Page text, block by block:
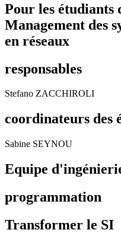
Pour les étudiants
Management des
en réseaux
responsables
Stefano ZACCHIROLI
coordinateurs des
Sabine SEYNOU
Equipe
programmation
Transformer le SI